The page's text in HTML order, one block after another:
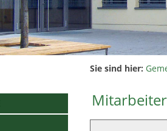
Sie sind hier: